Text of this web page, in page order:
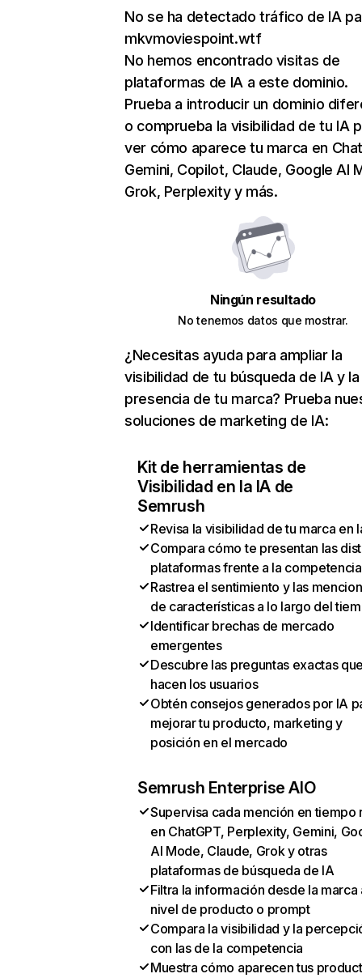
No se ha detectado tráfico de IA
mkvmoviespoint.wtf
No hemos encontrado visitas de
plataformas de IA a este dominio.
Prueba a introducir un dominio
o comprueba la visibilidad de tu IA
ver cómo aparece tu marca en
Gemini, Copilot, Claude, Google AI
Grok, Perplexity y más.
Ningún resultado
No tenemos datos que mostrar.
¿Necesitas ayuda para ampliar la
visibilidad de tu búsqueda de IA y la
presencia de tu marca? Prueba
soluciones de marketing de IA:
Kit de herramientas de
Visibilidad en la IA de
Semrush
Revisa la visibilidad de tu marca en
Compara cómo te presentan las
plataformas frente a la competencia
Rastrea el sentimiento y las
de características a lo largo del
Identificar brechas de mercado
emergentes
Descubre las preguntas exactas
hacen los usuarios
Obtén consejos generados por IA
mejorar tu producto, marketing y
posición en el mercado
Semrush Enterprise AIO
Supervisa cada mención en tiempo
en ChatGPT, Perplexity, Gemini,
AI Mode, Claude, Grok y otras
plataformas de búsqueda de IA
Filtra la información desde la marca
nivel de producto o prompt
Compara la visibilidad y la
con las de la competencia
Muestra cómo aparecen tus